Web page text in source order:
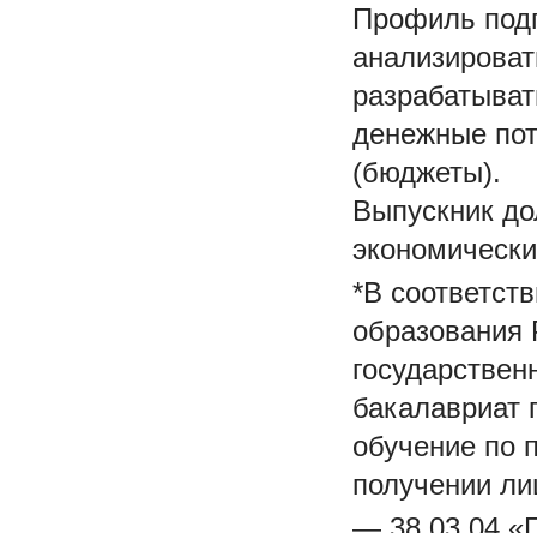
Профиль
денежные
(бюджеты).
Выпускник
*В
образования
обучение по
получении